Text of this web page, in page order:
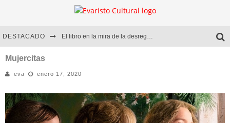
DESTACADO El libro en la mira de la desregulación
Diego Meret | Hotel Acapulco
Alejandra Correa | La nieve
Mujercitas
eva enero 17, 2020